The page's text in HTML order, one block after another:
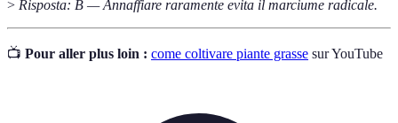
> Risposta: B — Annaffiare raramente evita il marciume radicale.
📺 Pour aller plus loin : come coltivare piante grasse sur YouTube